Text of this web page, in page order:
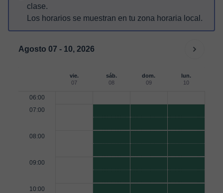
clase.
Los horarios se muestran en tu zona horaria local.
Agosto 07 - 10, 2026
vie.
07
sáb.
08
dom.
09
lun.
10
06:00
07:00
08:00
09:00
10:00